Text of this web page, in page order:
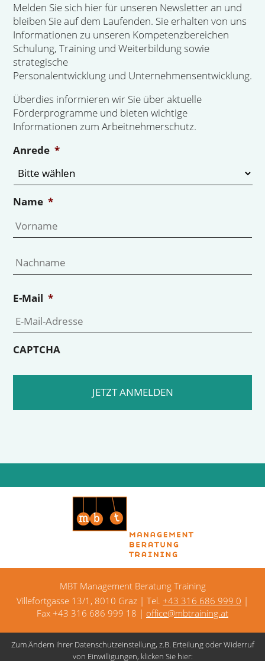
Melden Sie sich hier für unseren Newsletter an und
bleiben Sie auf dem Laufenden. Sie erhalten von uns
Informationen zu unseren Kompetenzbereichen
Schulung, Training und Weiterbildung sowie
strategische
Personalentwicklung und Unternehmensentwicklung.
Überdies informieren wir Sie über aktuelle
Förderprogramme und bieten wichtige
Informationen zum Arbeitnehmerschutz.
Anrede *
Name *
E-Mail *
CAPTCHA
MBT Management Beratung Training
Villefortgasse 13/1, 8010 Graz | Tel. +43 316 686 999 0 |
Fax +43 316 686 999 18 | office@mbtraining.at
Kontakt Datenschutz Impressum
Zum Ändern Ihrer Datenschutzeinstellung, z.B. Erteilung oder Widerruf
von Einwilligungen, klicken Sie hier: